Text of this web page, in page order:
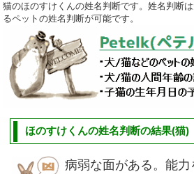
猫のほのすけくんの姓名判断です。姓名判断
るペットの姓名判断が可能です。
ほのすけくんの姓名判断の結果(猫)
病弱な面がある。能